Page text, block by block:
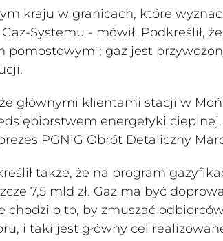
kraju w granicach, które
Systemu - mówił. Podkreślił,
pomostowym"; gaz jest
głównymi klientami stacji w
energetyki
PGNiG Obrót Detaliczny
także, że na program
7,5 mld zł. Gaz ma być
chodzi o to, by zmuszać
i taki jest główny cel